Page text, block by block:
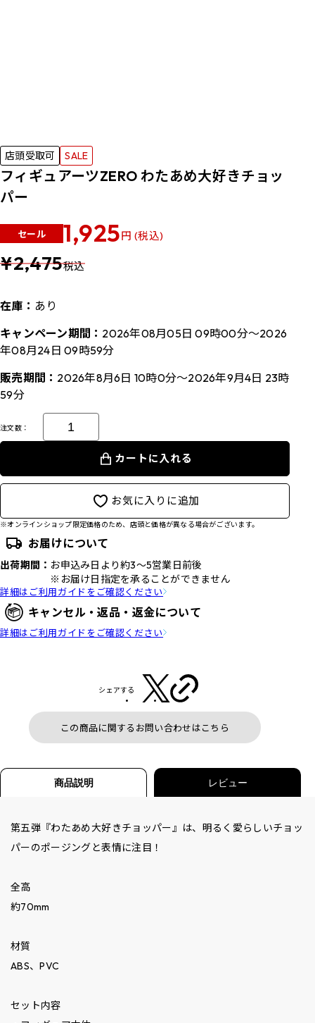
店頭受取可 SALE
フィギュアーツZERO わたあめ大好きチョッ
パー
セール 1,925円 (税込)
¥2,475税込
在庫： あり
キャンペーン期間： 2026年08月05日 09時00分～2026
年08月24日 09時59分
販売期間： 2026年8月6日 10時0分～2026年9月4日 23時
59分
注文数：
カートに入れる
お気に入りに追加
※オンラインショップ限定価格のため、店頭と価格が異なる場合がございます。
お届けについて
出荷期間： お申込み日より約3～5営業日前後
※お届け日指定を承ることができません
詳細はご利用ガイドをご確認ください
キャンセル・返品・返金について
詳細はご利用ガイドをご確認ください
シェアする
この商品に関するお問い合わせはこちら
商品説明 レビュー
第五弾『わたあめ大好きチョッパー』は、明るく愛らしいチョッ
パーのポージングと表情に注目！
全高
約70mm
材質
ABS、PVC
セット内容